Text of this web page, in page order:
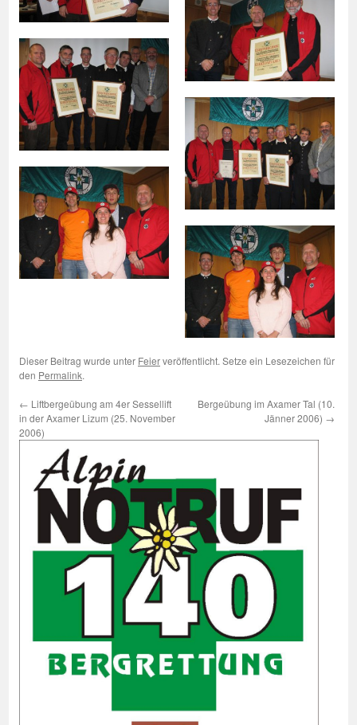
Dieser Beitrag wurde unter Feierveröffentlicht. Setze ein Lesezeichen für
den Permalink.
← Liftbergeübung am 4er Sessellift
in der Axamer Lizum (25. November
2006)
Bergeübung im Axamer Tal (10.
Jänner 2006) →